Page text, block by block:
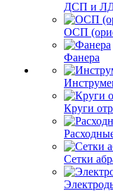
ДСП и
ОСП
Фанера
Круги
Сетки